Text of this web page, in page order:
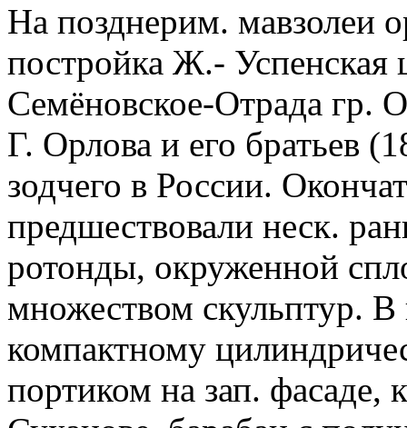
На позднерим. мавзолеи
постройка Ж.- Успенская
Семёновское-Отрада гр.
Г. Орлова и его братьев
зодчего в России.
предшествовали неск.
ротонды, окруженной
множеством скульптур.
компактному
портиком на зап. фасаде,